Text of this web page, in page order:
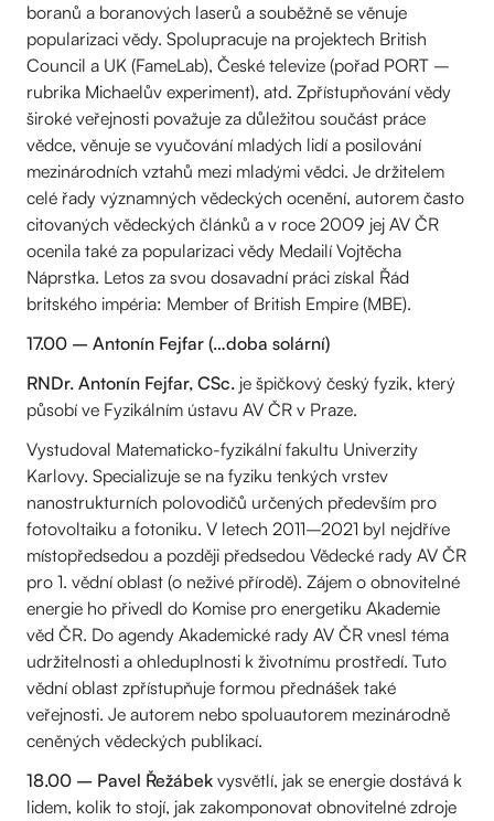
boranů a boranových laserů a souběžně se věnuje
popularizaci vědy. Spolupracuje na projektech British
Council a UK (FameLab), České televize (pořad PORT –
rubrika Michaelův experiment), atd. Zpřístupňování vědy
široké veřejnosti považuje za důležitou součást práce
vědce, věnuje se vyučování mladých lidí a posilování
mezinárodních vztahů mezi mladými vědci. Je držitelem
celé řady významných vědeckých ocenění, autorem často
citovaných vědeckých článků a v roce 2009 jej AV ČR
ocenila také za popularizaci vědy Medailí Vojtěcha
Náprstka. Letos za svou dosavadní práci získal Řád
britského impéria: Member of British Empire (MBE).
17.00 – Antonín Fejfar (…doba solární)
RNDr. Antonín Fejfar, CSc. je špičkový český fyzik, který
působí ve Fyzikálním ústavu AV ČR v Praze.
Vystudoval Matematicko-fyzikální fakultu Univerzity
Karlovy. Specializuje se na fyziku tenkých vrstev
nanostrukturních polovodičů určených především pro
fotovoltaiku a fotoniku. V letech 2011–2021 byl nejdříve
místopředsedou a později předsedou Vědecké rady AV ČR
pro 1. vědní oblast (o neživé přírodě). Zájem o obnovitelné
energie ho přivedl do Komise pro energetiku Akademie
věd ČR. Do agendy Akademické rady AV ČR vnesl téma
udržitelnosti a ohleduplnosti k životnímu prostředí. Tuto
vědní oblast zpřístupňuje formou přednášek také
veřejnosti. Je autorem nebo spoluautorem mezinárodně
ceněných vědeckých publikací.
18.00 – Pavel Řežábek vysvětlí, jak se energie dostává k
lidem, kolik to stojí, jak zakomponovat obnovitelné zdroje